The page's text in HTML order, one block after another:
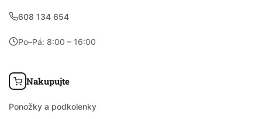
608 134 654
Po–Pá: 8:00 – 16:00
Nakupujte
Ponožky a podkolenky